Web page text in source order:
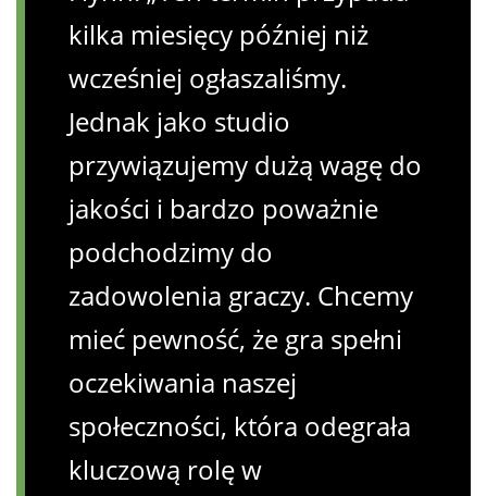
kilka miesięcy później niż
wcześniej ogłaszaliśmy.
Jednak jako studio
przywiązujemy dużą wagę do
jakości i bardzo poważnie
podchodzimy do
zadowolenia graczy. Chcemy
mieć pewność, że gra spełni
oczekiwania naszej
społeczności, która odegrała
kluczową rolę w